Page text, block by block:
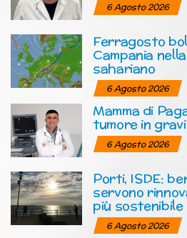
6 Agosto 2026
Ferragosto
Campania
sahariano
6 Agosto 2026
Mamma di
tumore in
6 Agosto 2026
Porti, ISDE:
servono
più sostenibile
6 Agosto 2026